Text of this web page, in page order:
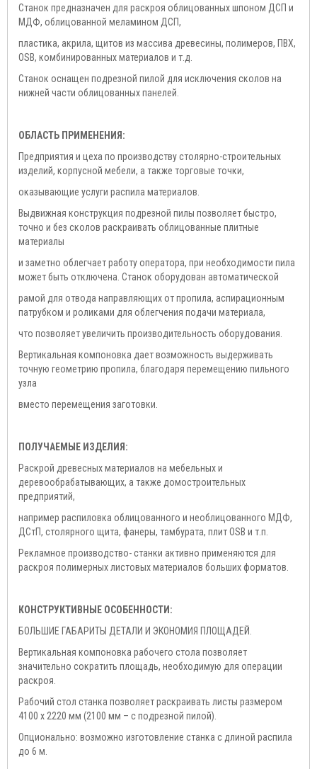
Станок предназначен для раскроя облицованных шпоном ДСП и
МДФ, облицованной меламином ДСП,
пластика, акрила, щитов из массива древесины, полимеров, ПВХ,
OSB, комбинированных материалов и т.д.
Станок оснащен подрезной пилой для исключения сколов на
нижней части облицованных панелей.
ОБЛАСТЬ ПРИМЕНЕНИЯ:
Предприятия и цеха по производству столярно-строительных
изделий, корпусной мебели, а также торговые точки,
оказывающие услуги распила материалов.
Выдвижная конструкция подрезной пилы позволяет быстро,
точно и без сколов раскраивать облицованные плитные
материалы
и заметно облегчает работу оператора, при необходимости пила
может быть отключена. Станок оборудован автоматической
рамой для отвода направляющих от пропила, аспирационным
патрубком и роликами для облегчения подачи материала,
что позволяет увеличить производительность оборудования.
Вертикальная компоновка дает возможность выдерживать
точную геометрию пропила, благодаря перемещению пильного
узла
вместо перемещения заготовки.
ПОЛУЧАЕМЫЕ ИЗДЕЛИЯ:
Раскрой древесных материалов на мебельных и
деревообрабатывающих, а также домостроительных
предприятий,
например распиловка облицованного и необлицованного МДФ,
ДСтП, столярного щита, фанеры, тамбурата, плит OSB и т.п.
Рекламное производство- станки активно применяются для
раскроя полимерных листовых материалов больших форматов.
КОНСТРУКТИВНЫЕ ОСОБЕННОСТИ:
БОЛЬШИЕ ГАБАРИТЫ ДЕТАЛИ И ЭКОНОМИЯ ПЛОЩАДЕЙ.
Вертикальная компоновка рабочего стола позволяет
значительно сократить площадь, необходимую для операции
раскроя.
Рабочий стол станка позволяет раскраивать листы размером
4100 х 2220 мм (2100 мм – с подрезной пилой).
Опционально: возможно изготовление станка с длиной распила
до 6 м.